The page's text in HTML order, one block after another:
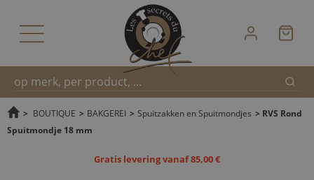
Snel
> BOUTIQUE > BAKGEREI > Spuitzakken en Spuitmondjes > RVS Rond
Spuitmondje 18 mm
Gratis levering vanaf 85,00 €